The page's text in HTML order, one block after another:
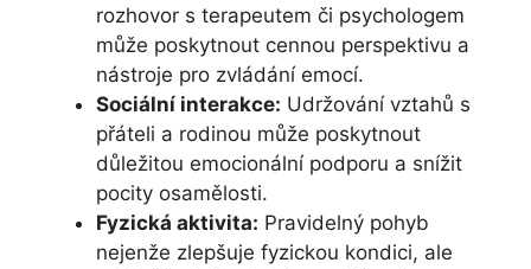
rozhovor s terapeutem či psychologem
může poskytnout cennou perspektivu a
nástroje pro zvládání emocí.
Sociální interakce: Udržování vztahů s
přáteli a rodinou může poskytnout
důležitou emocionální podporu a snížit
pocity osamělosti.
Fyzická aktivita: Pravidelný pohyb
nejenže zlepšuje fyzickou kondici, ale